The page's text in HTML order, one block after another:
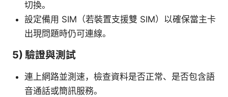
切換。
設定備用 SIM（若裝置支援雙 SIM）以確保當主卡
出現問題時仍可連線。
5) 驗證與測試
連上網路並測速，檢查資料是否正常、是否包含語
音通話或簡訊服務。